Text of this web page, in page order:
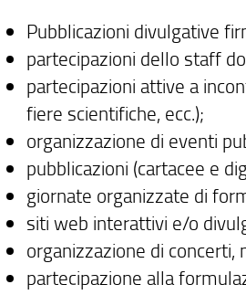
Pubblicazioni divulgative
partecipazioni dello staff
partecipazioni attive a
fiere scientifiche, ecc.);
organizzazione di eventi
pubblicazioni (cartacee e
giornate organizzate di
siti web interattivi e/o
organizzazione di
partecipazione alla